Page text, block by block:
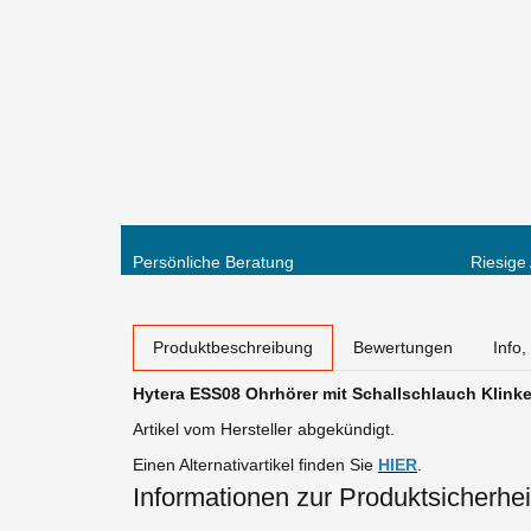
Persönliche Beratung Riesige
Produktbeschreibung Bewertungen Info,
Hytera ESS08 Ohrhörer mit Schallschlauch
Artikel vom Hersteller abgekündigt.
Einen Alternativartikel finden Sie HIER
Informationen zur